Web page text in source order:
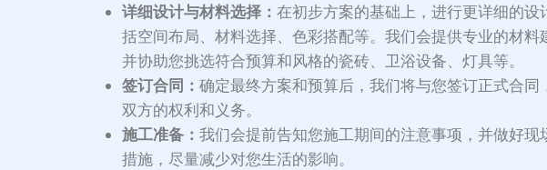
详细设计与材料选择： 在初步方案的基础上，进行更详细的设
括空间布局、材料选择、色彩搭配等。我们会提供专业的材料
并协助您挑选符合预算和风格的瓷砖、卫浴设备、灯具等。
签订合同： 确定最终方案和预算后，我们将与您签订正式合同
双方的权利和义务。
施工准备： 我们会提前告知您施工期间的注意事项，并做好现
措施，尽量减少对您生活的影响。